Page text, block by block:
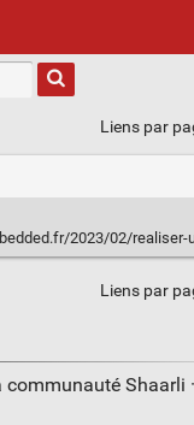
Liens par
02/realiser-une-alarme-de-
Liens par
Shaarli ·